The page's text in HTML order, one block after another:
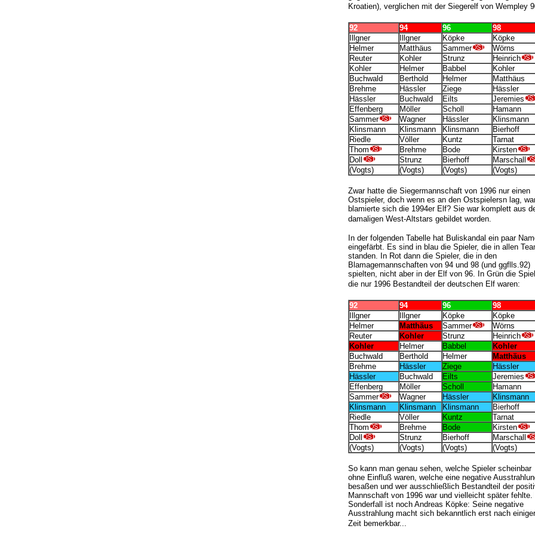
Kroatien), verglichen mit der Siegerelf von Wempley
92 94 96
98
Illgner
Illgner Köpke
Köpke
Helmer
Matthäus Sammer
Wörns
Reuter
Kohler Strunz
Heinrich
Kohler
Helmer Babbel
Kohler
Buchwald
Berthold Helmer
Matthäus
Brehme
Hässler Ziege
Hässler
Hässler
Buchwald Eilts
Jeremies
Effenberg
Möller Scholl
Hamann
Sammer
Wagner Hässler
Klinsmann
Klinsmann
Klinsmann Klinsmann
Bierhoff
Riedle
Völler Kuntz
Tarnat
Thom
Brehme Bode
Kirsten
Doll
Strunz Bierhoff
Marschall
(Vogts)
(Vogts) (Vogts) (Vogts)
Zwar hatte die Siegermannschaft von 1996 nur einen
Ostspieler, doch wenn es an den Ostspielersn lag,
blamierte sich die 1994er Elf? Sie war komplett aus
damaligen West-Altstars gebildet worden.
In der folgenden Tabelle hat Buliskandal ein paar
eingefärbt. Es sind in blau die Spieler, die in allen
standen. In Rot dann die Spieler, die in den
Blamagemannschaften von 94 und 98 (und ggflls.92)
spielten, nicht aber in der Elf von 96. In Grün die
die nur 1996 Bestandteil der deutschen Elf waren:
92 94 96
98
Illgner
Illgner Köpke
Köpke
Helmer
Matthäus Sammer
Wörns
Reuter
Kohler Strunz
Heinrich
Kohler
Helmer Babbel
Kohler
Buchwald
Berthold Helmer
Matthäus
Brehme
Hässler Ziege
Hässler
Hässler
Buchwald Eilts
Jeremies
Effenberg
Möller Scholl
Hamann
Sammer
Wagner Hässler
Klinsmann
Klinsmann
Klinsmann Klinsmann
Bierhoff
Riedle
Völler Kuntz
Tarnat
Thom
Brehme Bode
Kirsten
Doll
Strunz Bierhoff
Marschall
(Vogts)
(Vogts) (Vogts) (Vogts)
So kann man genau sehen, welche Spieler scheinbar
ohne Einfluß waren, welche eine negative
besaßen und wer ausschließlich Bestandteil der
Mannschaft von 1996 war und vielleicht später fehlte.
Sonderfall ist noch Andreas Köpke: Seine negative
Ausstrahlung macht sich bekanntlich erst nach einiger
Zeit bemerkbar...